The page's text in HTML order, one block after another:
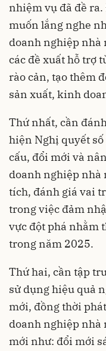
nhiệm vụ đã đề
muốn lắng nghe
doanh nghiệp nhà
các đề xuất hỗ trợ
rào cản, tạo thêm
sản xuất, kinh
Thứ nhất, cần
hiện Nghị quyết
cấu, đổi mới và
doanh nghiệp nhà
tích, đánh giá vai
trong việc đảm
vực đột phá nhằm
trong năm 2025.
Thứ hai, cần tập
sử dụng hiệu quả
mới, đồng thời
doanh nghiệp nhà
mới như: đổi mới